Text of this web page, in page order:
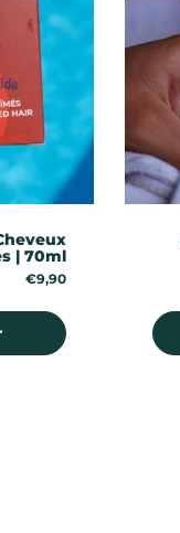
| 70ml
Prix:
€9,90